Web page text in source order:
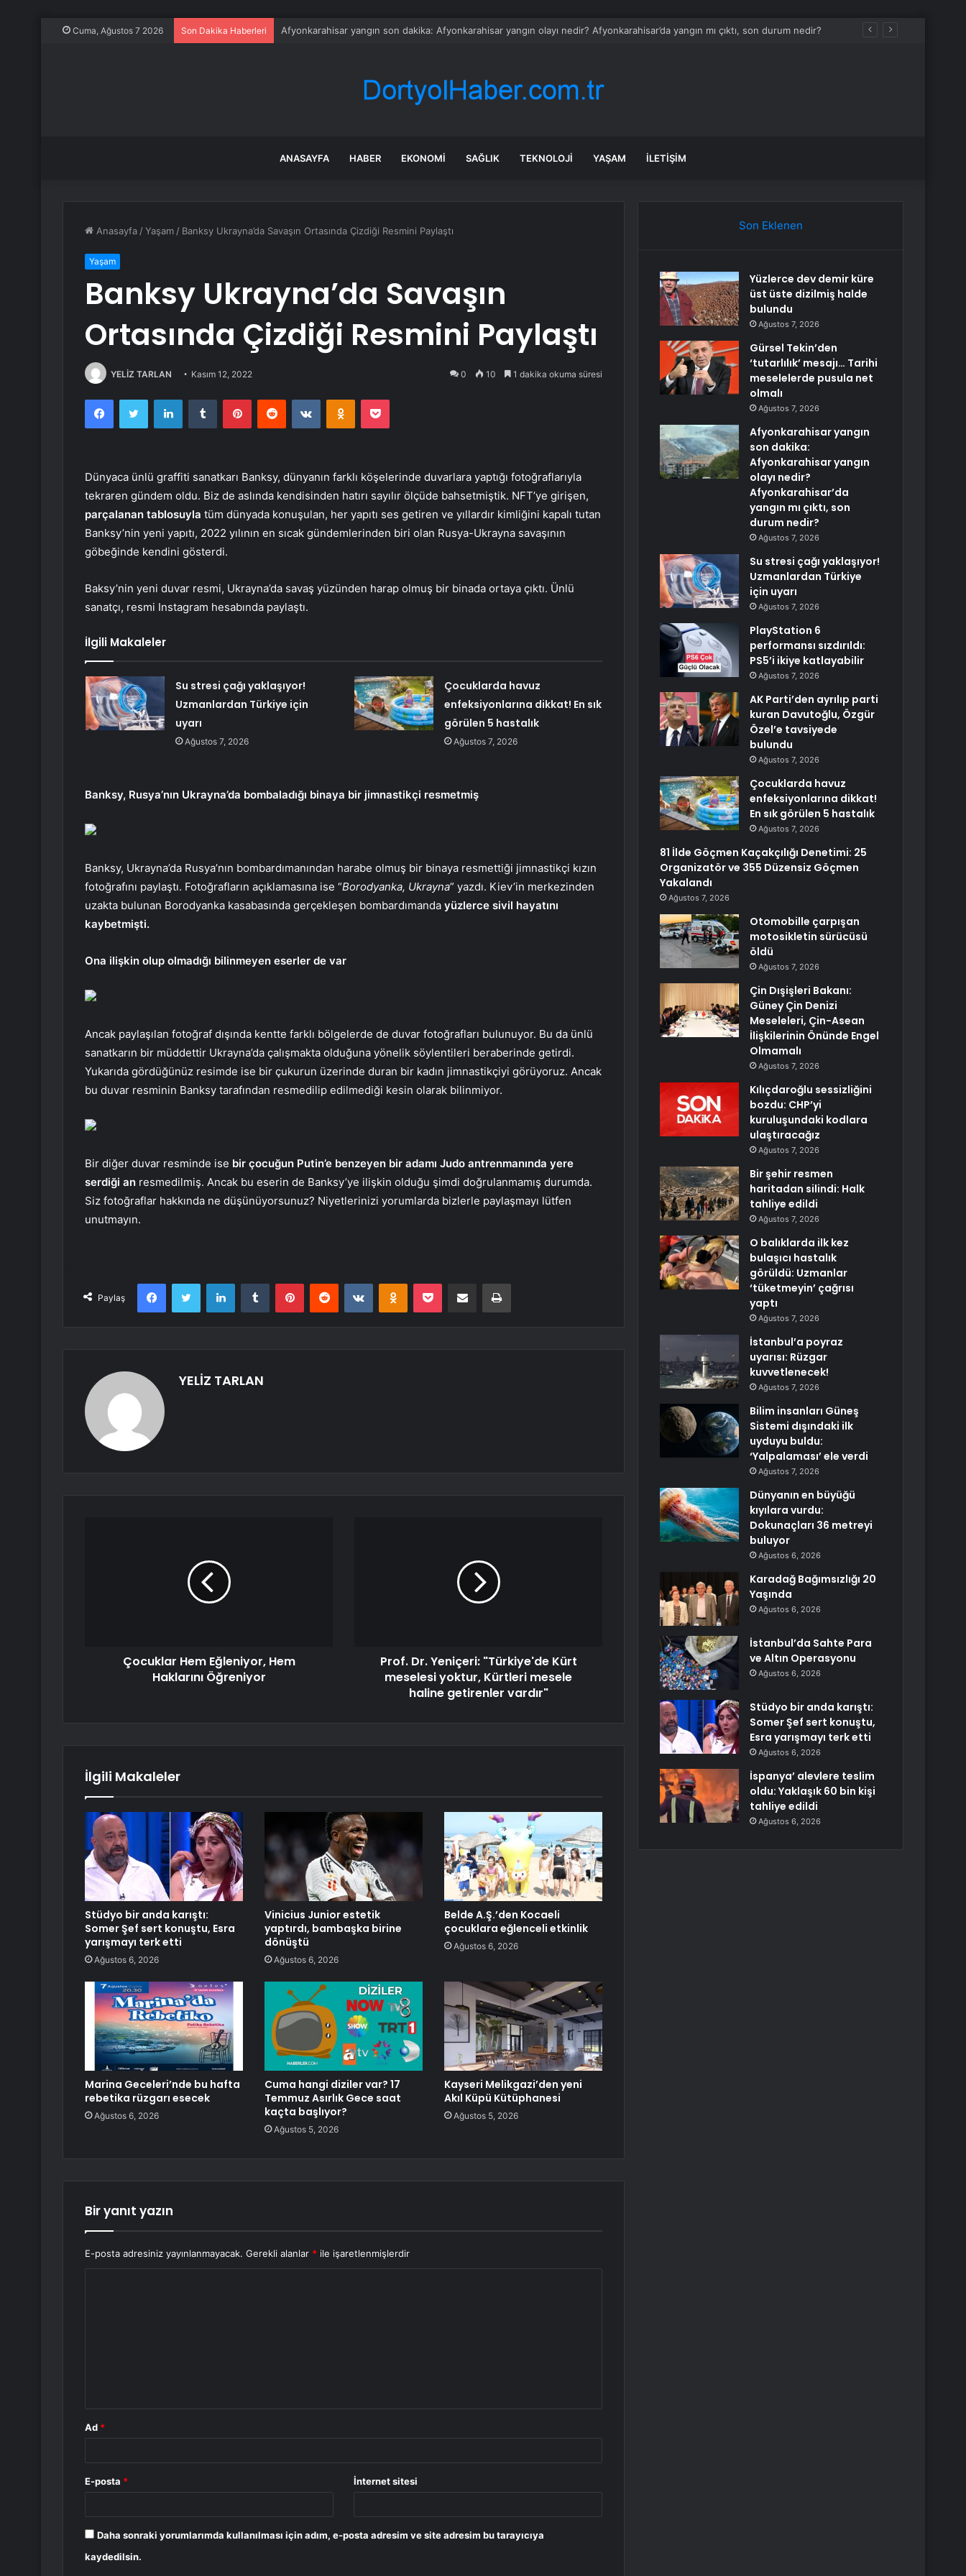
Cuma, Ağustos 7 2026 Son Dakika Haberleri Su stresi çağı yaklaşıyor! Uzmanlardan Türkiye için uyarı
ANASAYFA HABER EKONOMI SAĞLIK TEKNOLOJI YAŞAM İLETIŞIM
Anasayfa /Yaşam / Banksy Ukrayna’da Savaşın Ortasında Çizdiği Resmini Paylaştı
Yaşam
Banksy Ukrayna’da Savaşın
Ortasında Çizdiği Resmini Paylaştı
YELİZ TARLAN Kasım 12, 2022 0 10 1 dakika okuma süresi
FacebookTwitter LinkedInTumblr PinterestReddit VKontakteOdnoklassniki
Pocket
Dünyaca ünlü graffiti sanatkarı Banksy, dünyanın farklı köşelerinde duvarlara yaptığı fotoğraflarıyla
tekraren gündem oldu. Biz de aslında kendisinden hatırı sayılır ölçüde bahsetmiştik. NFT’ye girişen,
parçalanan tablosuyla tüm dünyada konuşulan, her yapıtı ses getiren ve yıllardır kimliğini kapalı tutan
Banksy’nin yeni yapıtı, 2022 yılının en sıcak gündemlerinden biri olan Rusya-Ukrayna savaşının
göbeğinde kendini gösterdi.
Baksy’nin yeni duvar resmi, Ukrayna’da savaş yüzünden harap olmuş bir binada ortaya çıktı. Ünlü
sanatçı, resmi Instagram hesabında paylaştı.
İlgili Makaleler
Su stresi çağı yaklaşıyor!
Uzmanlardan Türkiye için
uyarı
Ağustos 7, 2026
Çocuklarda havuz
enfeksiyonlarına dikkat! En sık
görülen 5 hastalık
Ağustos 7, 2026
Banksy, Rusya’nın Ukrayna’da bombaladığı binaya bir jimnastikçi resmetmiş
Banksy, Ukrayna’da Rusya’nın bombardımanından harabe olmuş bir binaya resmettiği jimnastikçi kızın
fotoğrafını paylaştı. Fotoğrafların açıklamasına ise “Borodyanka, Ukrayna” yazdı. Kiev’in merkezinden
uzakta bulunan Borodyanka kasabasında gerçekleşen bombardımanda yüzlerce sivil hayatını
kaybetmişti.
Ona ilişkin olup olmadığı bilinmeyen eserler de var
Ancak paylaşılan fotoğraf dışında kentte farklı bölgelerde de duvar fotoğrafları bulunuyor. Bu da ünlü
sanatkarın bir müddettir Ukrayna’da çalışmakta olduğuna yönelik söylentileri beraberinde getirdi.
Yukarıda gördüğünüz resimde ise bir çukurun üzerinde duran bir kadın jimnastikçiyi görüyoruz. Ancak
bu duvar resminin Banksy tarafından resmedilip edilmediği kesin olarak bilinmiyor.
Bir diğer duvar resminde ise bir çocuğun Putin’e benzeyen bir adamı Judo antrenmanında yere
serdiği an resmedilmiş. Ancak bu eserin de Banksy’ye ilişkin olduğu şimdi doğrulanmamış durumda.
Siz fotoğraflar hakkında ne düşünüyorsunuz? Niyetlerinizi yorumlarda bizlerle paylaşmayı lütfen
unutmayın.
Paylaş
FacebookTwitter LinkedInTumblr PinterestReddit VKontakteOdnoklassniki
Pocket E-Posta ile paylaş Yazdır
YELİZ TARLAN
Çocuklar Hem Eğleniyor, Hem
Haklarını Öğreniyor
Prof. Dr. Yeniçeri: "Türkiye'de Kürt
meselesi yoktur, Kürtleri mesele
haline getirenler vardır"
İlgili Makaleler
Stüdyo bir anda karıştı:
Somer Şef sert konuştu, Esra
yarışmayı terk etti
Ağustos 6, 2026
Vinicius Junior estetik
yaptırdı, bambaşka birine
dönüştü
Ağustos 6, 2026
Belde A.Ş.’den Kocaeli
çocuklara eğlenceli etkinlik
Ağustos 6, 2026
Marina Geceleri’nde bu hafta
rebetika rüzgarı esecek
Ağustos 6, 2026
Cuma hangi diziler var? 17
Temmuz Asırlık Gece saat
kaçta başlıyor?
Ağustos 5, 2026
Kayseri Melikgazi’den yeni
Akıl Küpü Kütüphanesi
Ağustos 5, 2026
Bir yanıt yazın
E-posta adresiniz yayınlanmayacak. Gerekli alanlar * ile işaretlenmişlerdir
Ad *
E-posta * İnternet sitesi
Daha sonraki yorumlarımda kullanılması için adım, e-posta adresim ve site adresim bu tarayıcıya
kaydedilsin.
Son Eklenen
Yüzlerce dev demir küre
üst üste dizilmiş halde
bulundu
Ağustos 7, 2026
Gürsel Tekin’den
‘tutarlılık’ mesajı… Tarihi
meselelerde pusula net
olmalı
Ağustos 7, 2026
Afyonkarahisar yangın
son dakika:
Afyonkarahisar yangın
olayı nedir?
Afyonkarahisar’da
yangın mı çıktı, son
durum nedir?
Ağustos 7, 2026
Su stresi çağı yaklaşıyor!
Uzmanlardan Türkiye
için uyarı
Ağustos 7, 2026
PlayStation 6
performansı sızdırıldı:
PS5’i ikiye katlayabilir
Ağustos 7, 2026
AK Parti’den ayrılıp parti
kuran Davutoğlu, Özgür
Özel’e tavsiyede
bulundu
Ağustos 7, 2026
Çocuklarda havuz
enfeksiyonlarına dikkat!
En sık görülen 5 hastalık
Ağustos 7, 2026
81 İlde Göçmen Kaçakçılığı Denetimi: 25
Organizatör ve 355 Düzensiz Göçmen
Yakalandı
Ağustos 7, 2026
Otomobille çarpışan
motosikletin sürücüsü
öldü
Ağustos 7, 2026
Çin Dışişleri Bakanı:
Güney Çin Denizi
Meseleleri, Çin-Asean
İlişkilerinin Önünde Engel
Olmamalı
Ağustos 7, 2026
Kılıçdaroğlu sessizliğini
bozdu: CHP’yi
kuruluşundaki kodlara
ulaştıracağız
Ağustos 7, 2026
Bir şehir resmen
haritadan silindi: Halk
tahliye edildi
Ağustos 7, 2026
O balıklarda ilk kez
bulaşıcı hastalık
görüldü: Uzmanlar
‘tüketmeyin’ çağrısı
yaptı
Ağustos 7, 2026
İstanbul’a poyraz
uyarısı: Rüzgar
kuvvetlenecek!
Ağustos 7, 2026
Bilim insanları Güneş
Sistemi dışındaki ilk
uyduyu buldu:
‘Yalpalaması’ ele verdi
Ağustos 7, 2026
Dünyanın en büyüğü
kıyılara vurdu:
Dokunaçları 36 metreyi
buluyor
Ağustos 6, 2026
Karadağ Bağımsızlığı 20
Yaşında
Ağustos 6, 2026
İstanbul’da Sahte Para
ve Altın Operasyonu
Ağustos 6, 2026
Stüdyo bir anda karıştı:
Somer Şef sert konuştu,
Esra yarışmayı terk etti
Ağustos 6, 2026
İspanya’ alevlere teslim
oldu: Yaklaşık 60 bin kişi
tahliye edildi
Ağustos 6, 2026